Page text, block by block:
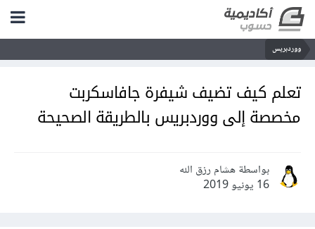
ووردبريس
تعلم كيف تضيف شيفرة جافاسكربت
مخصصة إلى ووردبريس بالطريقة الصحيحة
بواسطة هشام رزق الله
16 يونيو 2019